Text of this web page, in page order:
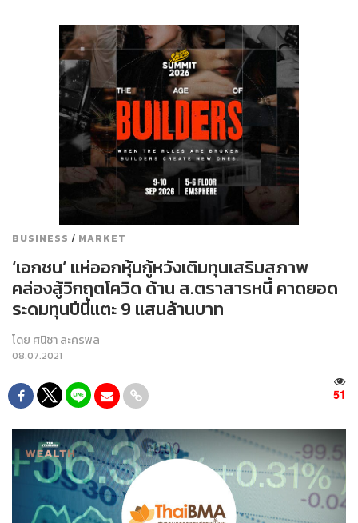
BUSINESS / MARKET
‘เอกชน’ แห่ออกหุ้นกู้หวังเติมทุนเสริมสภาพ
คล่องสู้วิกฤตโควิด ด้าน ส.ตราสารหนี้ คาดยอด
ระดมทุนปีนี้แตะ 9 แสนล้านบาท
โดย ศนิชา ละครพล
08.07.2021
51